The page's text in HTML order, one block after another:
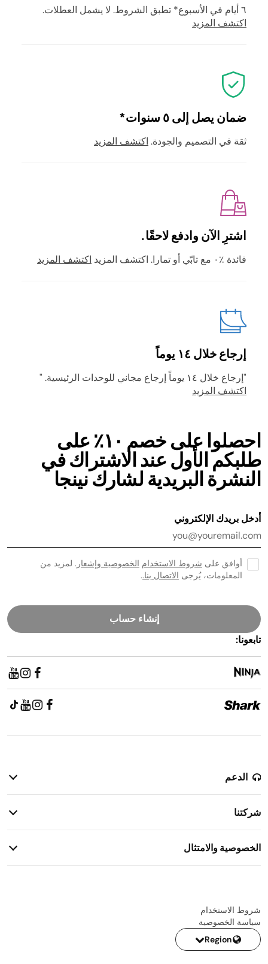
٦ أيام في الأسبوع* تطبق الشروط. لا يشمل العطلات.
اكتشف المزيد
ضمان يصل إلى ٥ سنوات*
ثقة في التصميم والجودة. اكتشف المزيد
اشترِ الآن وادفع لاحقًا.
فائدة ٪٠ مع تابّي أو تمارا. اكتشف المزيد اكتشف المزيد
إرجاع خلال ١٤ يوماً
"إرجاع خلال ١٤ يوماً إرجاع مجاني للوحدات الرئيسية. "
اكتشف المزيد
الدعم
معلومات الضمان
الاتصال بنا
شركتنا
الخصوصية والامتثال
احصلوا على خصم ١٠٪ على
طلبكم الأول عند الاشتراك في
النشرة البريدية لشارك نينجا
أدخل بريدك الإلكتروني
أوافق على شروط الاستخدام الخصوصية وإشعار . لمزيد من
المعلومات، يُرجى الاتصال بنا..
إنشاء حساب
تابعونا:
شروط الاستخدام
سياسة الخصوصية
Region